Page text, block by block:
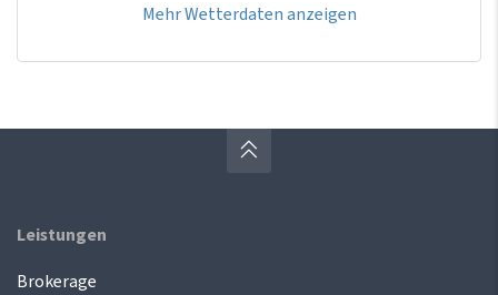
Mehr Wetterdaten anzeigen
Leistungen
Brokerage